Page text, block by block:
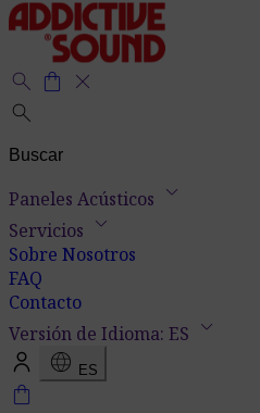
search shopping_bag close
search
Paneles Acústicos keyboard_arrow_down
Servicios keyboard_arrow_down
Sobre Nosotros
FAQ
Contacto
Versión de Idioma: ES keyboard_arrow_down
language ES
shopping_bag